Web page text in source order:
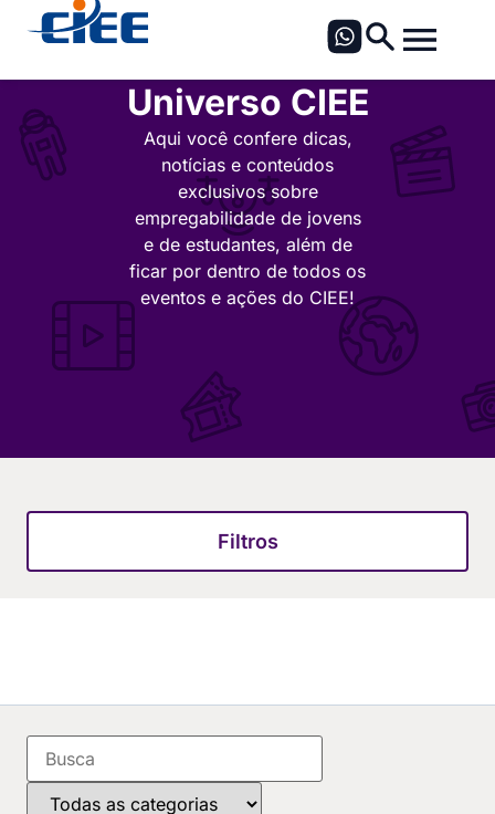
Universo CIEE
Aqui você confere dicas,
notícias e conteúdos
exclusivos sobre
empregabilidade de jovens
e de estudantes, além de
ficar por dentro de todos os
eventos e ações do CIEE!
Filtros